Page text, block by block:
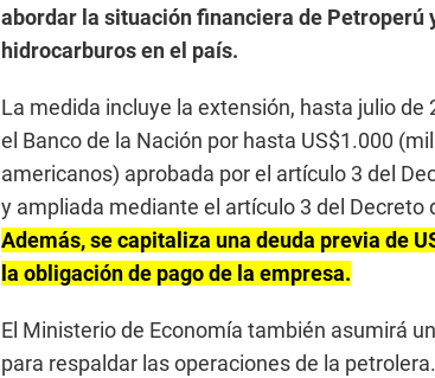
abordar la situación financiera de
hidrocarburos en el país.
La medida incluye la extensión, hasta julio de
el Banco de la Nación por hasta US$1.000
americanos) aprobada por el artículo 3 del
y ampliada mediante el artículo 3 del Decreto
Además, se capitaliza una deuda previa de
la obligación de pago de la empresa.
El Ministerio de Economía también asumirá
para respaldar las operaciones de la